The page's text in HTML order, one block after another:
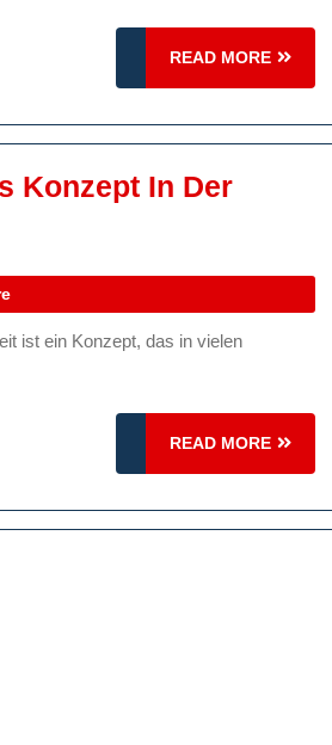
READ MORE
READ
MORE
Konzept In Der
READ MORE
READ
MORE